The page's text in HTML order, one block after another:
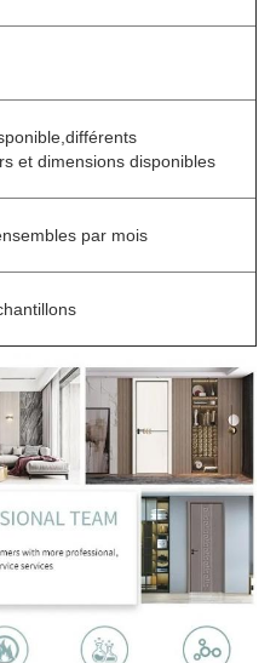
et dimensions disponibles
par mois